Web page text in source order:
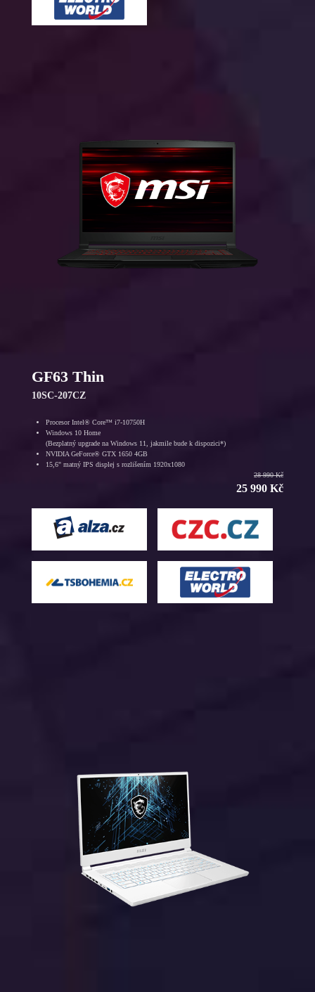
GF63 Thin
10SC-207CZ
Procesor Intel® Core™ i7-10750H
Windows 10 Home
(Bezplatný upgrade na Windows 11, jakmile bude k dispozici*)
NVIDIA GeForce® GTX 1650 4GB
15,6" matný IPS displej s rozlišením 1920x1080
28 990 Kč
25 990 Kč